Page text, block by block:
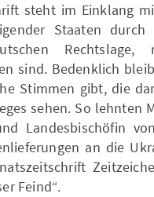
steht im Einklang
Staaten durch
Rechtslage,
sind. Bedenklich
Stimmen gibt, die
sehen. So lehnten
Landesbischöfin
an die
Feind“.